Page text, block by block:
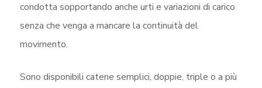
condotta sopportando anche urti e variazioni di carico
senza che venga a mancare la continuità del
movimento.
Sono disponibili catene semplici, doppie, triple o a più